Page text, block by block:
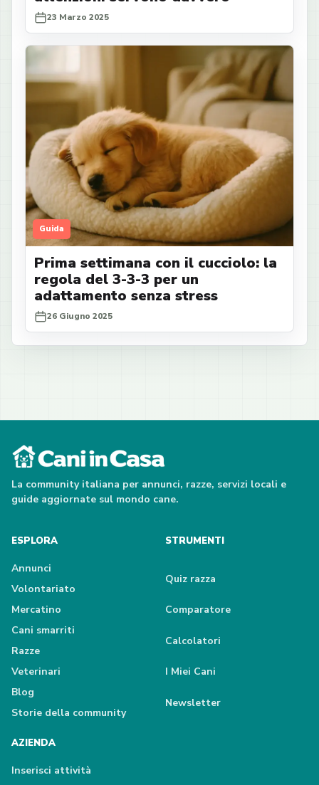
23 Marzo 2025
Guida
Prima settimana con il cucciolo: la
regola del 3-3-3 per un
adattamento senza stress
26 Giugno 2025
La community italiana per annunci, razze, servizi locali e
guide aggiornate sul mondo cane.
ESPLORA
Annunci
Volontariato
Mercatino
Cani smarriti
Razze
Veterinari
Blog
Storie della community
STRUMENTI
Quiz razza
Comparatore
Calcolatori
I Miei Cani
Newsletter
AZIENDA
Inserisci attività